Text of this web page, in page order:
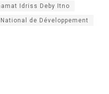
Idriss Deby Itno
National de Développement